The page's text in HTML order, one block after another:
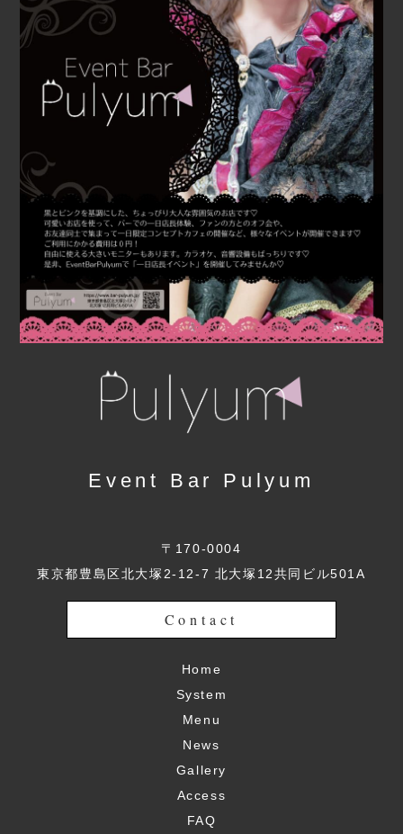
Event Bar Pulyum
〒170-0004
東京都豊島区北大塚2-12-7 北大塚12共同ビル501A
Contact
Home
System
Menu
News
Gallery
Access
FAQ